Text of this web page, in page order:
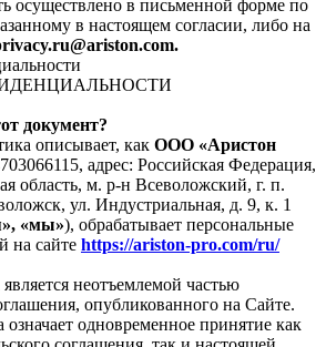
осуществлено в письменной форме по
в настоящем согласии, либо на
документ?
описывает, как ООО «Аристон
адрес: Российская Федерация,
область, м. р-н Всеволожский, г. п.
ул. Индустриальная, д. 9, к. 1
«мы»), обрабатывает персональные
на сайте https://ariston-pro.com/ru/
неотъемлемой частью
опубликованного на Сайте.
одновременное принятие как